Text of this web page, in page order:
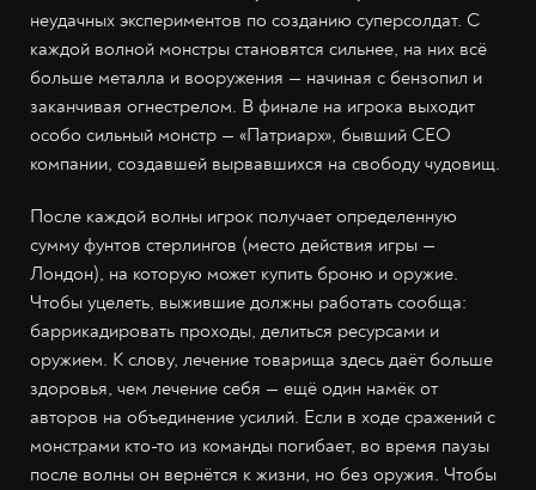
неудачных экспериментов по созданию суперсолдат. С
каждой волной монстры становятся сильнее, на них всё
больше металла и вооружения — начиная с бензопил и
заканчивая огнестрелом. В финале на игрока выходит
особо сильный монстр — «Патриарх», бывший СЕО
компании, создавшей вырвавшихся на свободу чудовищ.
После каждой волны игрок получает определенную
сумму фунтов стерлингов (место действия игры —
Лондон), на которую может купить броню и оружие.
Чтобы уцелеть, выжившие должны работать сообща:
баррикадировать проходы, делиться ресурсами и
оружием. К слову, лечение товарища здесь даёт больше
здоровья, чем лечение себя — ещё один намёк от
авторов на объединение усилий. Если в ходе сражений с
монстрами кто-то из команды погибает, во время паузы
после волны он вернётся к жизни, но без оружия. Чтобы